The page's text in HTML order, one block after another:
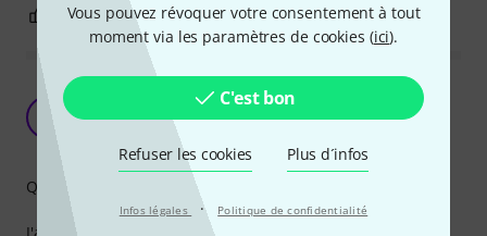
Vous pouvez révoquer votre consentement à tout
moment via les paramètres de cookies (ici).
C'est bon
Refuser les cookies Plus d´infos
Infos légales · Politique de confidentialité
0 SIGNALER L'ÉVALUATION
Dubitatif au début, et convaincu à l'utilisation :
Bingo!
Fabrice298 24.01.2022
Qualité de fabrication